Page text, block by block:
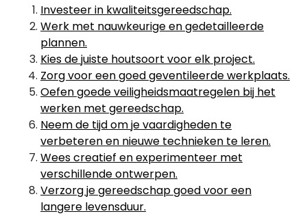
Investeer in kwaliteitsgereedschap.
Werk met nauwkeurige en gedetailleerde
plannen.
Kies de juiste houtsoort voor elk project.
Zorg voor een goed geventileerde werkplaats.
Oefen goede veiligheidsmaatregelen bij het
werken met gereedschap.
Neem de tijd om je vaardigheden te
verbeteren en nieuwe technieken te leren.
Wees creatief en experimenteer met
verschillende ontwerpen.
Verzorg je gereedschap goed voor een
langere levensduur.